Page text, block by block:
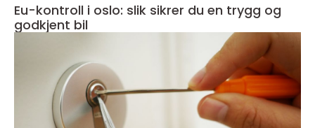
Eu-kontroll i oslo: slik sikrer du en trygg og
godkjent bil